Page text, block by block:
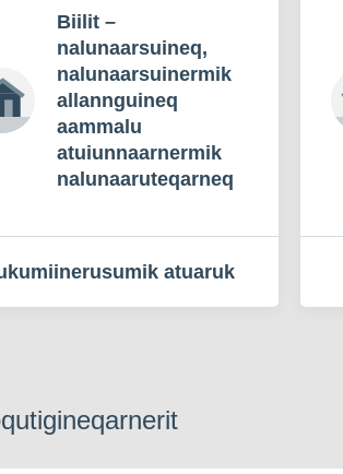
Biilit –
nalunaarsuineq,
nalunaarsuinermik
allannguineq
aammalu
atuiunnaarnermik
nalunaaruteqarneq
atuaruk